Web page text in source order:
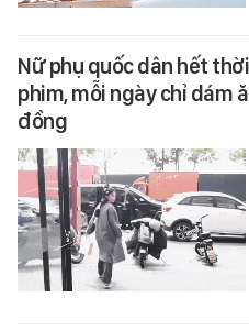
Nữ phụ quốc dân hết
phim, mỗi ngày chỉ dám
đồng